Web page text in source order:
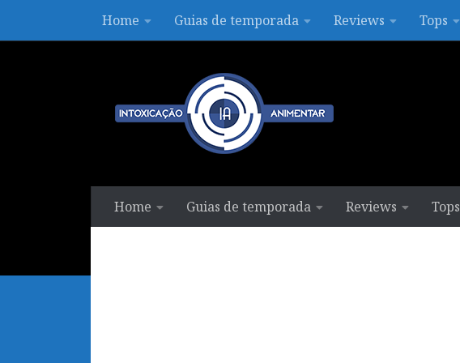
Skip to contentHome Guias de temporada Reviews Tops
Home Guias de temporada Reviews Tops